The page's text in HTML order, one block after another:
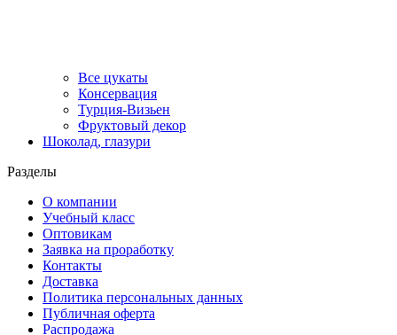
Все цукаты
Консервация
Турция-Визьен
Фруктовый декор
Шоколад, глазури
Разделы
О компании
Учебный класс
Оптовикам
Заявка на проработку
Контакты
Доставка
Политика персональных данных
Публичная оферта
Распродажа